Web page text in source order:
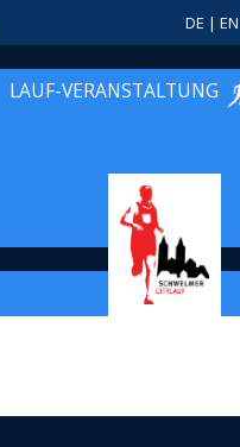
DE | EN
LAUF-VERANSTALTUNG